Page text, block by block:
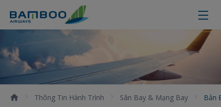
Bản đồ sân bay - Bamboo Airways
Thông Tin Hành Trình Sân Bay & Mạng Bay Bản